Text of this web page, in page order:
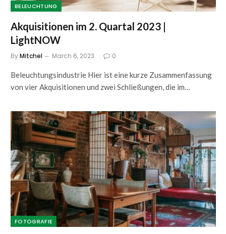
BELEUCHTUNG
Akquisitionen im 2. Quartal 2023 |
LightNOW
ByMitchel March 6, 2023 0
Beleuchtungsindustrie Hier ist eine kurze Zusammenfassung
von vier Akquisitionen und zwei Schließungen, die im…
FOTOGRAFIE